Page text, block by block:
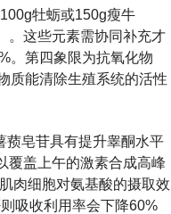
牡蛎或150g瘦牛
。这些元素需协同补充才
。第四象限为抗氧化物
质能清除生殖系统的活性
蓣皂苷具有提升睾酮水平
覆盖上午的激素合成高峰
肉细胞对氨基酸的摄取效
吸收利用率会下降60%